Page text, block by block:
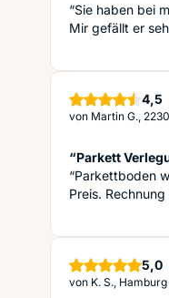
“Sie haben bei
Mir gefällt er
4,5
von Martin G.,
“Parkett
“Parkettboden
Preis.
5,0
von K. S.,